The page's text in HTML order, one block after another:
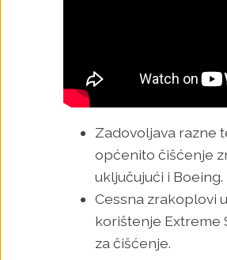
Zadovoljava razne
općenito čišćenje
uključujući i Boeing.
Cessna zrakoplovi
korištenje Extreme
za čišćenje.